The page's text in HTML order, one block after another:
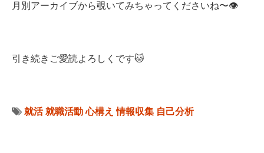
月別アーカイブから覗いてみちゃってくださいね〜👁
引き続きご愛読よろしくです🐱
就活 就職活動 心構え 情報収集 自己分析